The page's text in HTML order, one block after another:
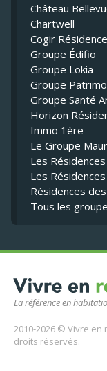
La référence en
2010-2026 © Vivre en
droits réservés.
Château
Chartwell
Cogir
Groupe Édifio
Groupe Lokia
Groupe
Groupe Santé
Horizon
Immo 1ère
Le Groupe
Les
Les Résidences
Résidences
Tous les